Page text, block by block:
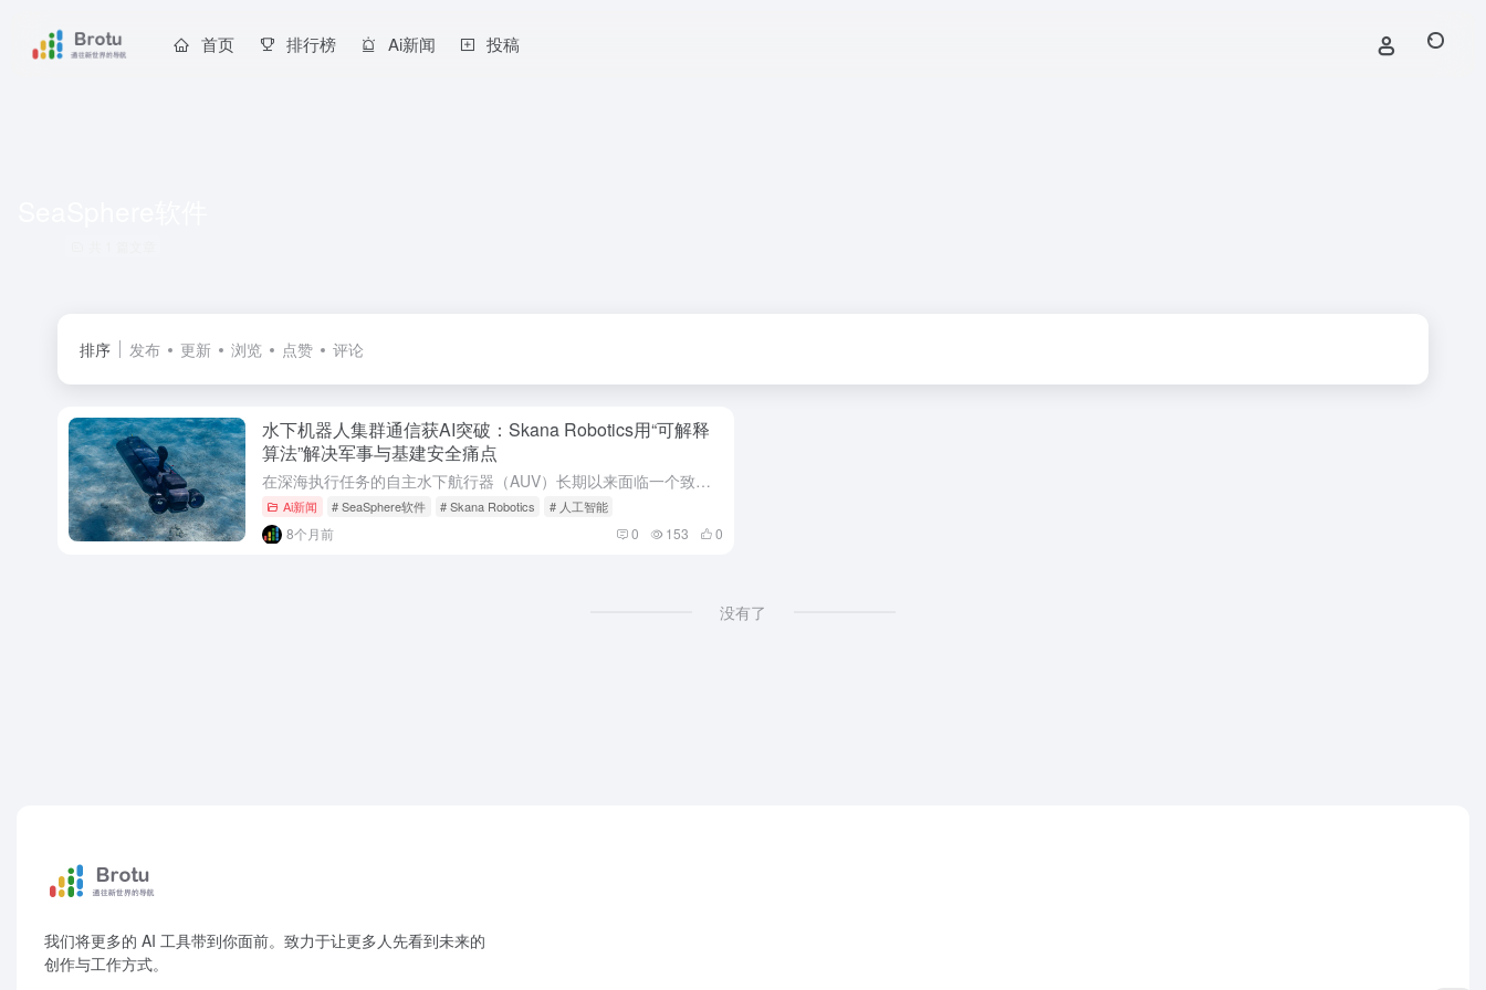
首页 排行榜 Ai新闻 投稿
排序 发布 更新 浏览 点赞 评论
水下机器人集群通信获AI突破：Skana Robotics用“可解释
算法”解决军事与基建安全痛点
在深海执行任务的自主水下航行器（AUV）长期以来面临一个致命短板：一旦潜入水下，它们便如同“失联”，必须冒险浮出水面才能交换信息，这无疑暴露了自身位置。如今，这一困扰水下无人作战与基建监控领域多年的通...
Ai新闻 # SeaSphere软件 # Skana Robotics # 人工智能
8个月前 0 153 0
没有了
我们将更多的 AI 工具带到你面前。致力于让更多人先看到未来的
创作与工作方式。